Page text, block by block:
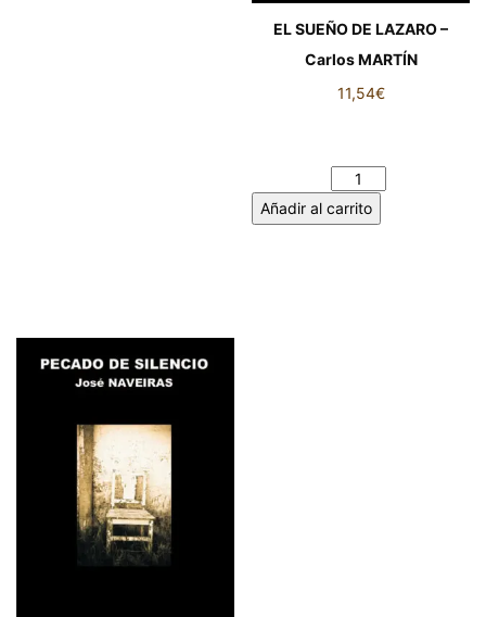
EL SUEÑO DE LAZARO –
Carlos MARTÍN
11,54€
Añadir al carrito